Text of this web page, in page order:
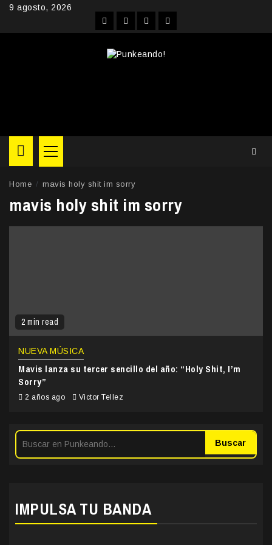
Skip9 agosto, 2026
FacebookInstagram
YouTubeTwitter
Primary
Menu
Home mavis holy shit im sorry
mavis holy shit im sorry
2 min read
NUEVA MÚSICA
Mavis lanza su tercer sencillo del año: “Holy Shit, I’m
Sorry”
2 años ago Victor Tellez
Buscar
IMPULSA TU BANDA